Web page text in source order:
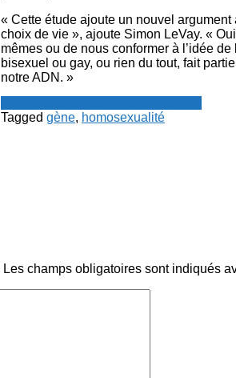
« Cette étude ajoute un nouvel
choix de vie », ajoute Simon LeVay. «
mêmes ou de nous conformer à l’idée
bisexuel ou gay, ou rien du tout, fait
notre ADN. »
Tagged gène, homosexualité
Les champs obligatoires sont indiqués